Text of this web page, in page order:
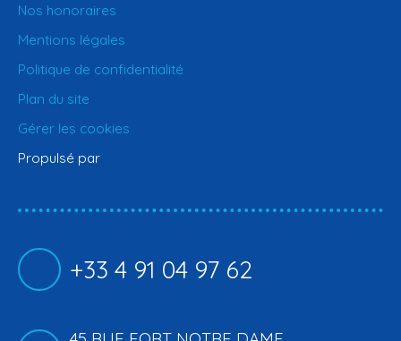
Nos honoraires
Mentions légales
Politique de confidentialité
Plan du site
Gérer les cookies
Propulsé par
+33 4 91 04 97 62